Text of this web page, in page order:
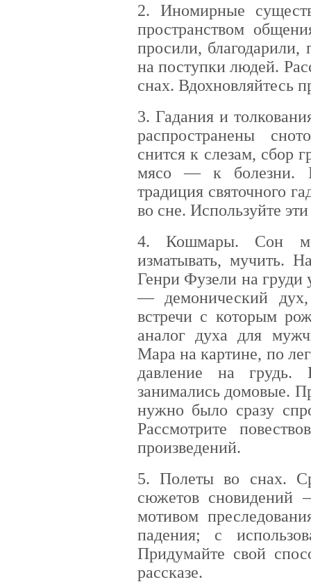
2. Иномирные
пространством
просили, благодарили,
на поступки людей.
снах. Вдохновляйтесь
3. Гадания и
распространены
снится к слезам, сбор
мясо — к болезни.
традиция святочного
во сне. Используйте
4. Кошмары. Сон
изматывать, мучить.
Генри Фузели на
— демонический
встречи с которым
аналог духа для
Мара на картине, по
давление на
занимались домовые.
нужно было сразу
Рассмотрите
произведений.
5. Полеты во снах.
сюжетов
мотивом
падения; с
Придумайте свой
рассказе.